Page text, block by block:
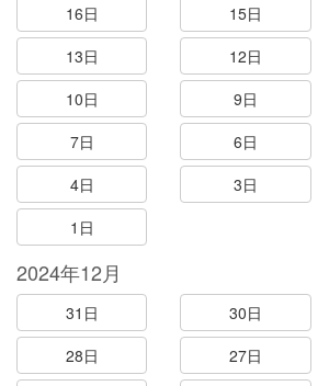
16日
15日
13日
12日
10日
9日
7日
6日
4日
3日
1日
2024年12月
31日 30日
28日
27日